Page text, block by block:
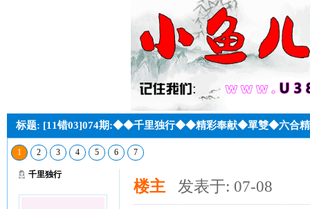
标题: [11错03]074期:◆◆千里独行◆◆精彩奉献◆單雙◆六合精
1 2 3 4 5 6 7
千里独行
楼主 发表于: 07-08